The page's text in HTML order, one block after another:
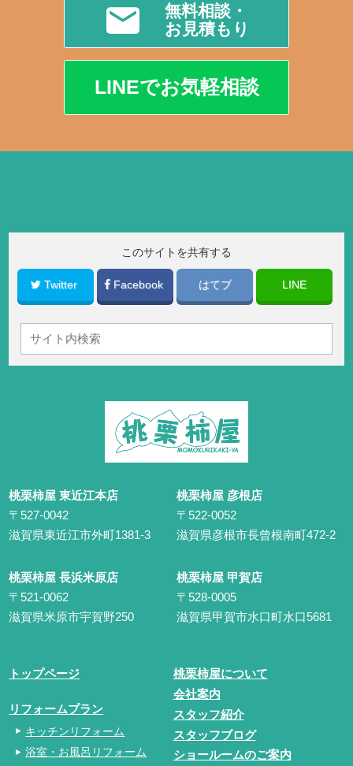
無料相談・
お見積もり
LINEでお気軽相談
このサイトを共有する
Twitter Facebook はてブ LINE
桃栗柿屋 東近江本店
〒527-0042
滋賀県東近江市外町1381-3
桃栗柿屋 彦根店
〒522-0052
滋賀県彦根市長曾根南町472-2
桃栗柿屋 長浜米原店
〒521-0062
滋賀県米原市宇賀野250
桃栗柿屋 甲賀店
〒528-0005
滋賀県甲賀市水口町水口5681
トップページ
リフォームプラン
キッチンリフォーム
浴室・お風呂リフォーム
桃栗柿屋について
会社案内
スタッフ紹介
スタッフブログ
ショールームのご案内